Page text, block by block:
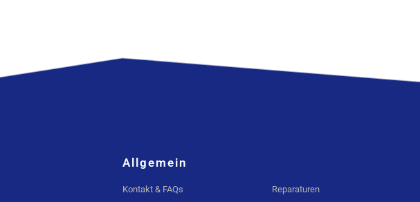
Allgemein
Kontakt & FAQs
Reparaturen